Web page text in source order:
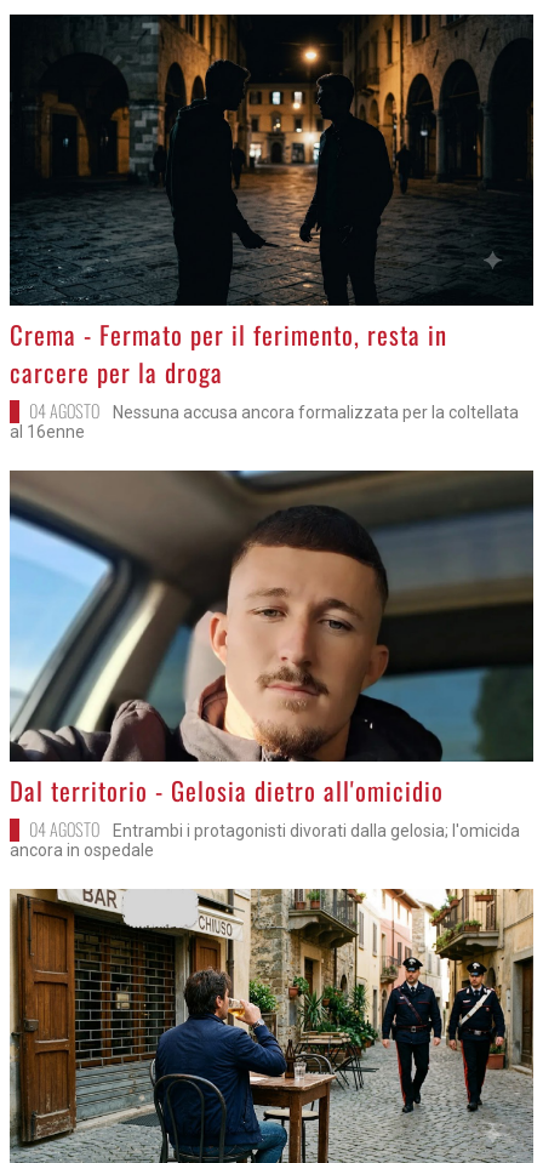
>
Crema - Fermato per il ferimento, resta in
carcere per la droga
04 AGOSTO
Nessuna accusa ancora formalizzata per la coltellata
al 16enne
>
Dal territorio - Gelosia dietro all'omicidio
04 AGOSTO
Entrambi i protagonisti divorati dalla gelosia; l'omicida
ancora in ospedale